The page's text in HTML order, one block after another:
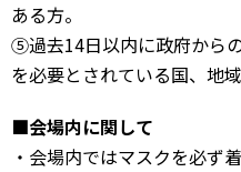
ある方。
⑤過去14日以内に政府から
を必要とされている国、地
■会場内に関して
・会場内ではマスクを必ず